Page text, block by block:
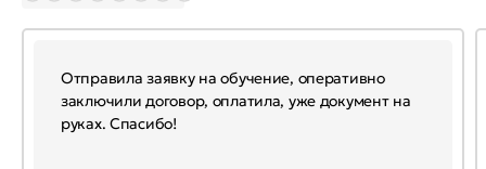
Отправила заявку на обучение, оперативно
заключили договор, оплатила, уже документ на
руках. Спасибо!